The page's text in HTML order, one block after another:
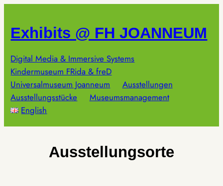
springen
Exhibits @ FH JOANNEUM
Digital Media & Immersive Systems
Kindermuseum FRida & freD
Universalmuseum Joanneum
Ausstellungen
Ausstellungsstücke
Museumsmanagement
English
Ausstellungsorte